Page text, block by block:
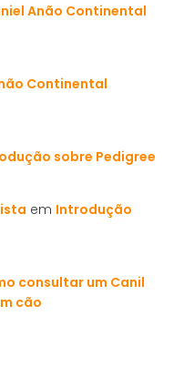
Anão Continental
Continental
sobre Pedigree
em Introdução
consultar um Canil
cão